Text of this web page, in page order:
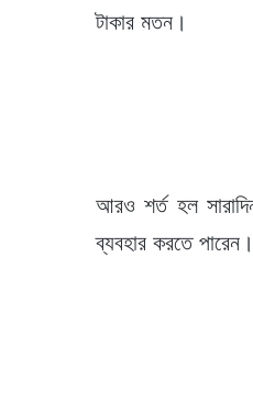
টাকার মতন।
আরও শর্ত হল
ব্যবহার করতে পারেন।